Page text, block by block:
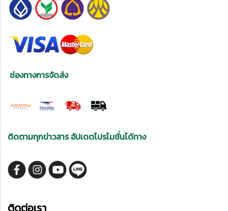
ช่องทางการจัดส่ง
ติดตามทุกข่าวสาร อัปเดตโปรโมชั่นได้ทาง
ติดต่อเรา